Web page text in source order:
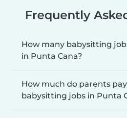
Frequently
How many babysitting
in Punta Cana?
How much do parents
babysitting jobs in Punta